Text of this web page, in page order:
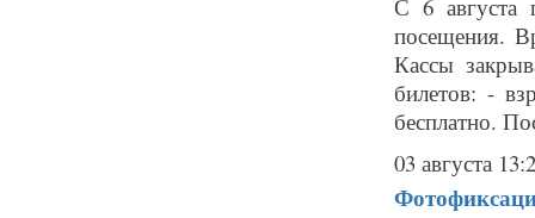
С 6 августа
посещения.
Кассы
билетов: -
бесплатно.
03 августа